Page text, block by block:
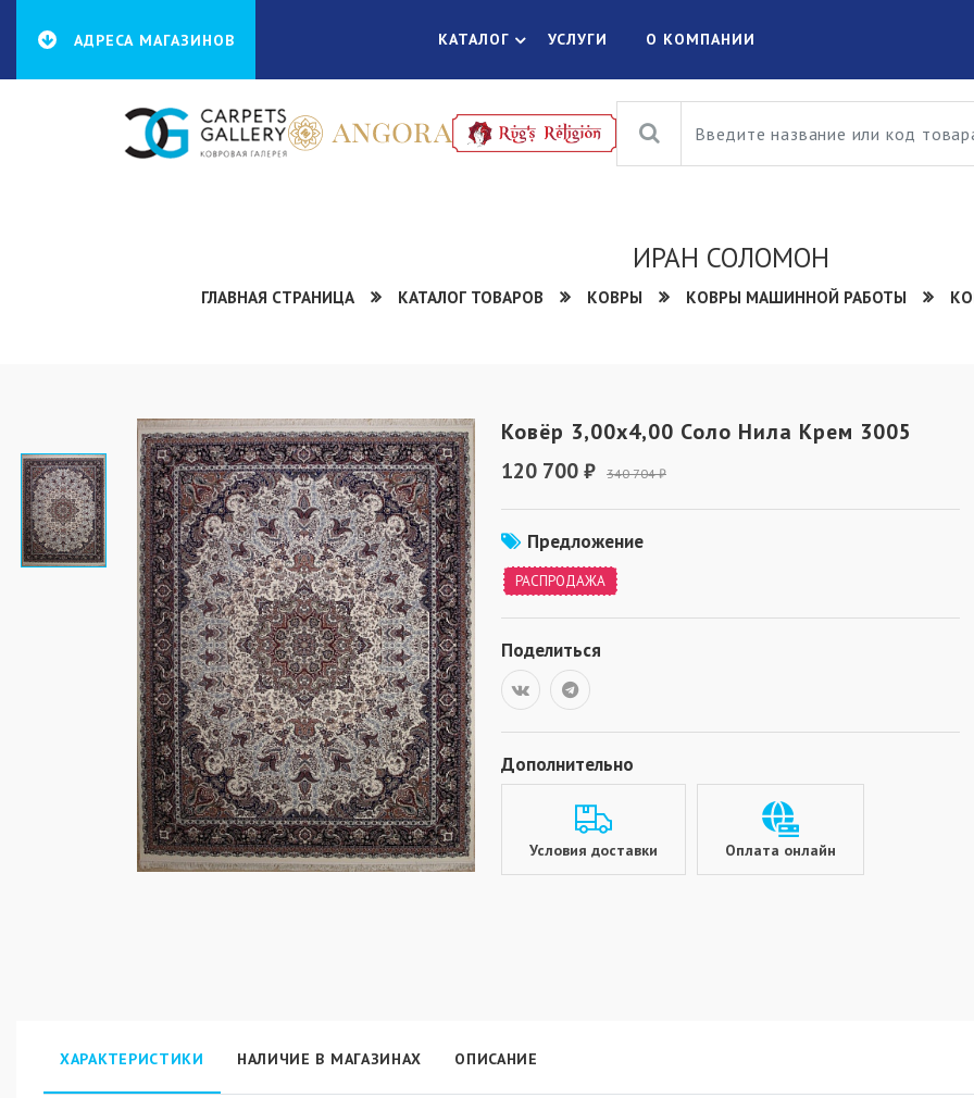
АДРЕСА МАГАЗИНОВ КАТАЛОГ УСЛУГИ О КОМПАНИИ
ИРАН СОЛОМОН
ГЛАВНАЯ СТРАНИЦА КАТАЛОГ ТОВАРОВ КОВРЫ КОВРЫ МАШИННОЙ РАБОТЫ
Ковёр 3,00х4,00 Соло Нила Крем 3005
120 700 ₽ 340 704 ₽
Предложение
РАСПРОДАЖА
Поделиться
Дополнительно
Условия доставки Оплата онлайн
ХАРАКТЕРИСТИКИ НАЛИЧИЕ В МАГАЗИНАХ ОПИСАНИЕ